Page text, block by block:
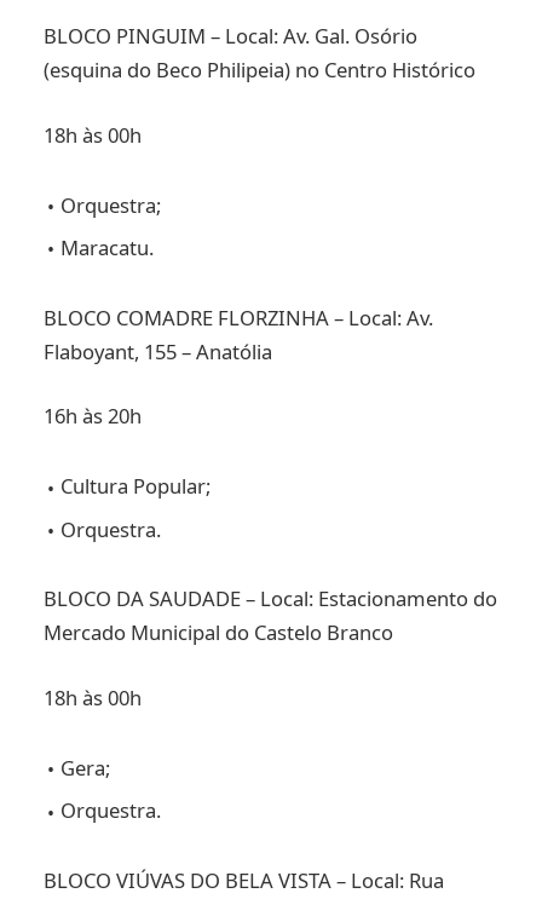
BLOCO PINGUIM – Local: Av. Gal. Osório
(esquina do Beco Philipeia) no Centro Histórico
18h às 00h
Orquestra;
Maracatu.
BLOCO COMADRE FLORZINHA – Local: Av.
Flaboyant, 155 – Anatólia
16h às 20h
Cultura Popular;
Orquestra.
BLOCO DA SAUDADE – Local: Estacionamento do
Mercado Municipal do Castelo Branco
18h às 00h
Gera;
Orquestra.
BLOCO VIÚVAS DO BELA VISTA – Local: Rua